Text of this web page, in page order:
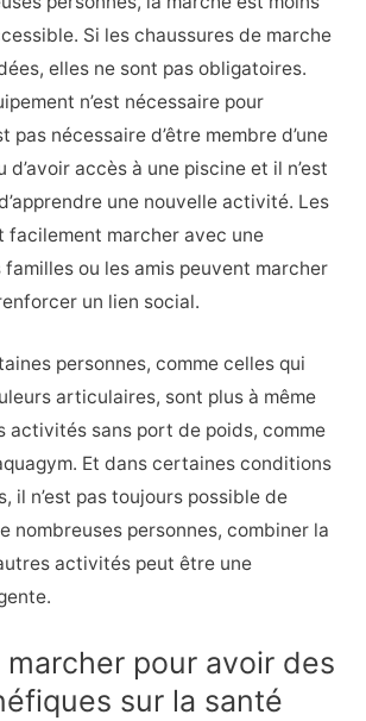
Si les chaussures de marche
elles ne sont pas obligatoires.
n’est nécessaire pour
pas nécessaire d’être membre d’une
d’avoir accès à une piscine et il n’est
une nouvelle activité. Les
facilement marcher avec une
ou les amis peuvent marcher
un lien social.
personnes, comme celles qui
articulaires, sont plus à même
activités sans port de poids, comme
Et dans certaines conditions
il n’est pas toujours possible de
nombreuses personnes, combiner la
activités peut être une
pour avoir des
sur la santé